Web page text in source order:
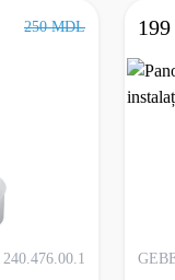
250 MDL